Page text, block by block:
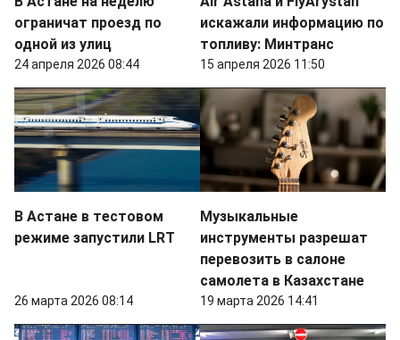
ограничат проезд по
одной из улиц
24 апреля 2026 08:44
искажали информацию по
топливу: Минтранс
15 апреля 2026 11:50
В Астане в тестовом
режиме запустили LRT
26 марта 2026 08:14
Музыкальные
инструменты разрешат
перевозить в салоне
самолета в Казахстане
19 марта 2026 14:41